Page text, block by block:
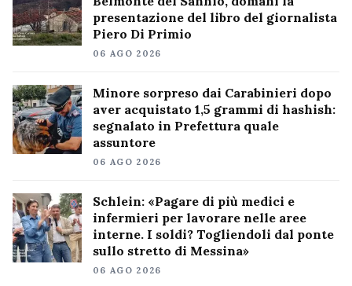
presentazione del libro del giornalista
Piero Di Primio
06 AGO 2026
Minore sorpreso dai Carabinieri dopo
aver acquistato 1,5 grammi di hashish:
segnalato in Prefettura quale
assuntore
06 AGO 2026
Schlein: «Pagare di più medici e
infermieri per lavorare nelle aree
interne. I soldi? Togliendoli dal ponte
sullo stretto di Messina»
06 AGO 2026